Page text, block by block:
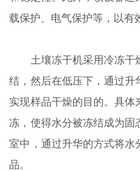
载保护、电气保护等，以有
土壤冻干机采用冷冻干
结，然后在低压下，通过升
实现样品干燥的目的。具体
冻，使得水分被冻结成为固
室中，通过升华的方式将水
品。